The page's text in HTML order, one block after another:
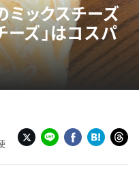
ミックスチーズ
ーズ」はコスパ